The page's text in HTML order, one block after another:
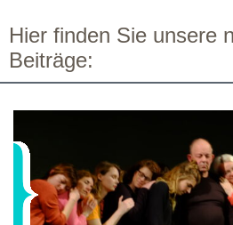
Hier finden Sie unsere
Beiträge: